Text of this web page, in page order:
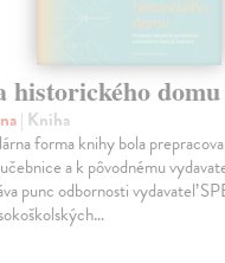
historického
| Kniha
forma knihy bola
a k pôvodnému
punc odbornosti vydavateľ